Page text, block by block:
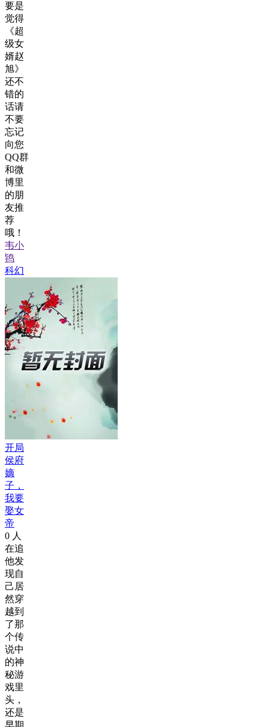
要是
觉得
《超
级女
婿赵
旭》
还不
错的
话请
不要
忘记
向您
QQ群
和微
博里
的朋
友推
荐
哦！
韦小
鸨
科幻
开局
侯府
嫡
子，
我要
娶女
帝
0 人
在追
他发
现自
己居
然穿
越到
了那
个传
说中
的神
秘游
戏里
头，
还是